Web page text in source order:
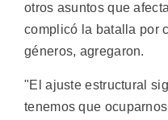
otros asuntos que
complicó la batalla por
géneros, agregaron.
"El ajuste estructural
tenemos que